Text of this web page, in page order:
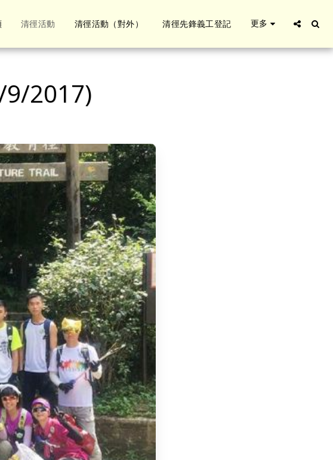
清徑活動 清徑活動（對外） 清徑先鋒義工登記 更多
9/2017)